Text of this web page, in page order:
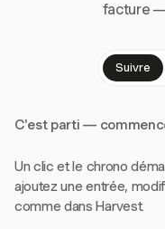
facture
Suivre
C'est parti —
Un clic et le chrono
ajoutez une entrée,
comme dans Harvest.